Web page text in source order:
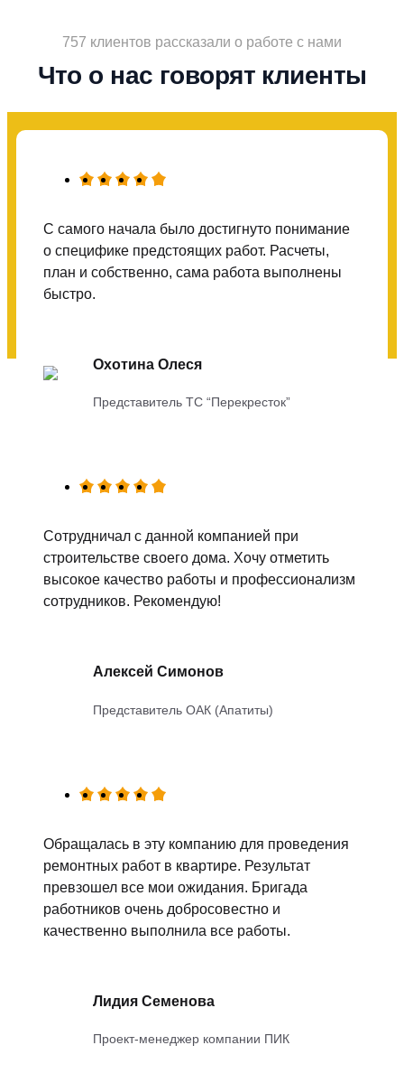
757 клиентов рассказали о работе с нами
Что о нас говорят клиенты
С самого начала было достигнуто понимание
о специфике предстоящих работ. Расчеты,
план и собственно, сама работа выполнены
быстро.
Охотина Олеся
Представитель ТС “Перекресток”
Сотрудничал с данной компанией при
строительстве своего дома. Хочу отметить
высокое качество работы и профессионализм
сотрудников. Рекомендую!
Алексей Симонов
Представитель ОАК (Апатиты)
Обращалась в эту компанию для проведения
ремонтных работ в квартире. Результат
превзошел все мои ожидания. Бригада
работников очень добросовестно и
качественно выполнила все работы.
Лидия Семенова
Проект-менеджер компании ПИК